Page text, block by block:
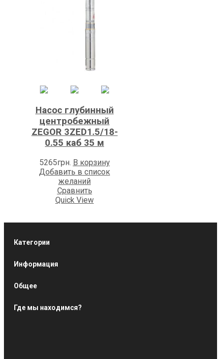
Насос глубинный
центробежный
ZEGOR 3ZED1.5/18-
0.55 каб 35 м
5265грн. В корзину
Добавить в список
желаний
Сравнить
Quick View
Категории
Информация
Общее
Где мы находимся?